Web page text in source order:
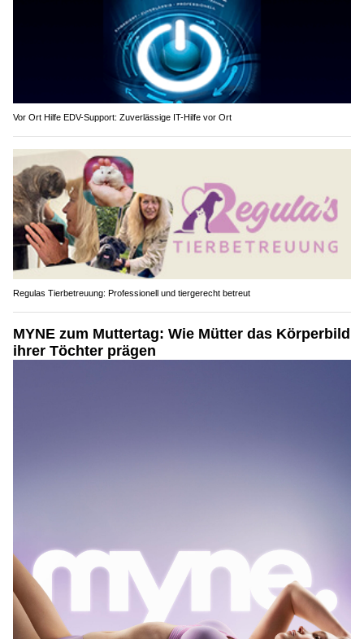
Vor Ort Hilfe EDV-Support: Zuverlässige IT-Hilfe vor Ort
Regulas Tierbetreuung: Professionell und tiergerecht betreut
MYNE zum Muttertag: Wie Mütter das Körperbild
ihrer Töchter prägen